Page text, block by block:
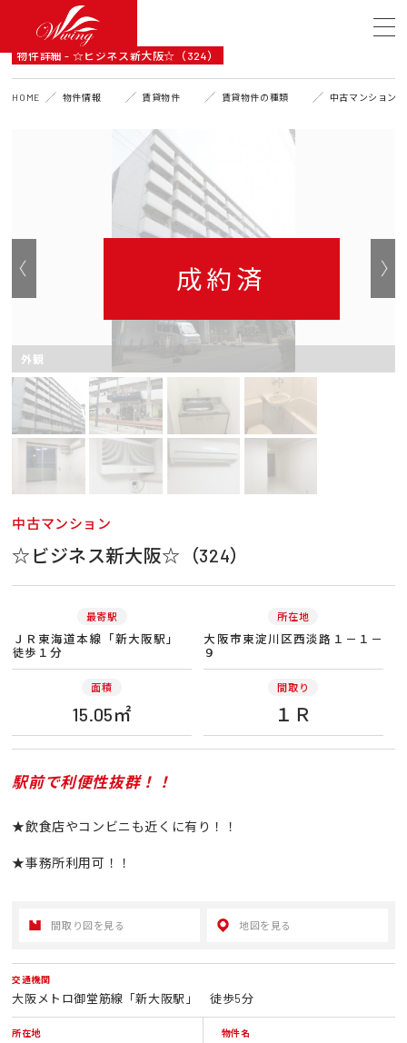
DETAIL
物件詳細 - ☆ビジネス新大阪☆（324）
HOME 物件情報 賃貸物件 賃貸物件の種類 中古マンション
成約済
外観
中古マンション
☆ビジネス新大阪☆（324）
最寄駅
ＪＲ東海道本線「新大阪駅」
徒歩１分
所在地
大阪市東淀川区西淡路１－１－
９
面積
15.05㎡
間取り
１Ｒ
駅前で利便性抜群！！
★飲食店やコンビニも近くに有り！！
★事務所利用可！！
間取り図を見る 地図を見る
交通機関
大阪メトロ御堂筋線「新大阪駅」 徒歩5分
所在地 物件名